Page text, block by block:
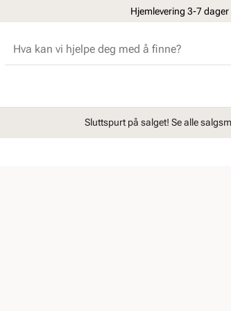
Hjemlevering 3-7 dager
Sluttspurt på salget! Se alle